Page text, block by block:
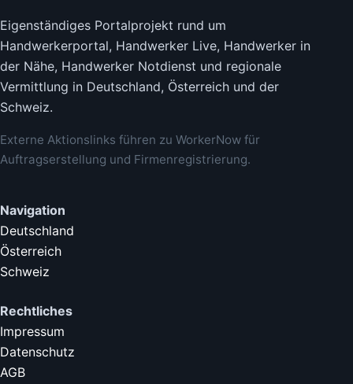
Eigenständiges Portalprojekt rund um
Handwerkerportal, Handwerker Live, Handwerker in
der Nähe, Handwerker Notdienst und regionale
Vermittlung in Deutschland, Österreich und der
Schweiz.
Externe Aktionslinks führen zu WorkerNow für
Auftragserstellung und Firmenregistrierung.
Navigation
Deutschland
Österreich
Schweiz
Rechtliches
Impressum
Datenschutz
AGB